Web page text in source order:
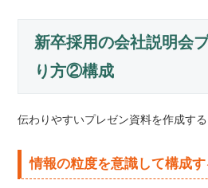
新卒採用の会社説明会
り方②構成
伝わりやすいプレゼン資料を作成す
情報の粒度を意識して構成す